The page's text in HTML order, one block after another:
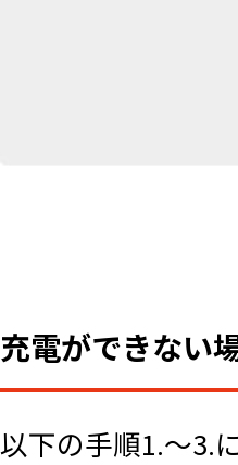
充電ができない
以下の手順1.～3.